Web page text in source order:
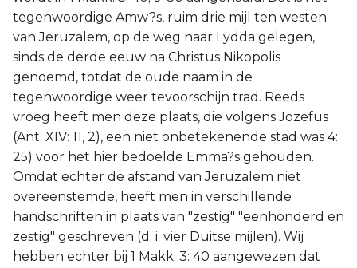
tegenwoordige Amw?s, ruim drie mijl ten westen
van Jeruzalem, op de weg naar Lydda gelegen,
sinds de derde eeuw na Christus Nikopolis
genoemd, totdat de oude naam in de
tegenwoordige weer tevoorschijn trad. Reeds
vroeg heeft men deze plaats, die volgens Jozefus
(Ant. XIV: 11, 2), een niet onbetekenende stad was 4:
25) voor het hier bedoelde Emma?s gehouden.
Omdat echter de afstand van Jeruzalem niet
overeenstemde, heeft men in verschillende
handschriften in plaats van "zestig" "eenhonderd en
zestig" geschreven (d. i. vier Duitse mijlen). Wij
hebben echter bij 1 Makk. 3: 40 aangewezen dat